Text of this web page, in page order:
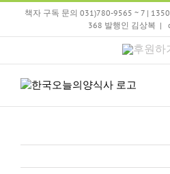
Skip
책자 구독 문의 031)780-9565 ~ 7 |
368 발행인 김상복 |
후
기